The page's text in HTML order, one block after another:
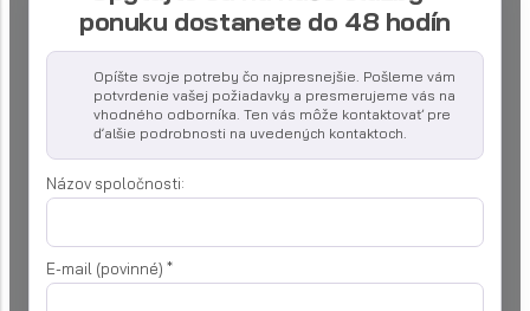
ponuku dostanete do 48 hodín
Opíšte svoje potreby čo najpresnejšie. Pošleme vám
potvrdenie vašej požiadavky a presmerujeme vás na
vhodného odborníka. Ten vás môže kontaktovať pre
ďalšie podrobnosti na uvedených kontaktoch.
Názov spoločnosti:
E-mail (povinné) *